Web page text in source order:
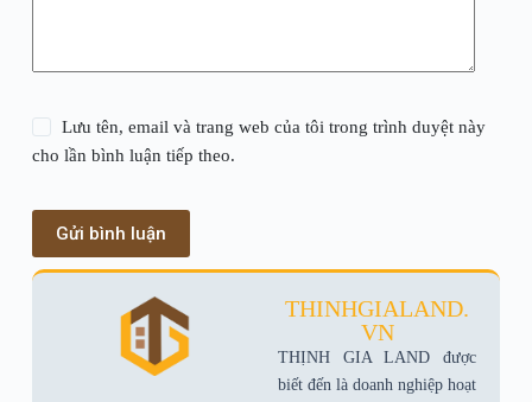
Lưu tên, email và trang web của tôi trong trình duyệt này
cho lần bình luận tiếp theo.
Gửi bình luận
THINHGIALAND.
VN
THỊNH GIA LAND được
biết đến là doanh nghiệp hoạt